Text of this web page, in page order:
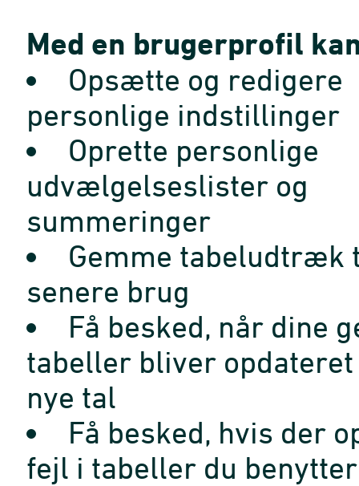
Med en brugerprofil
Opsætte og redigere
personlige indstillinger
Oprette personlige
udvælgelseslister og
summeringer
Gemme tabeludtræk
senere brug
Få besked, når dine
tabeller bliver opdateret
nye tal
Få besked, hvis der
fejl i tabeller du benytter